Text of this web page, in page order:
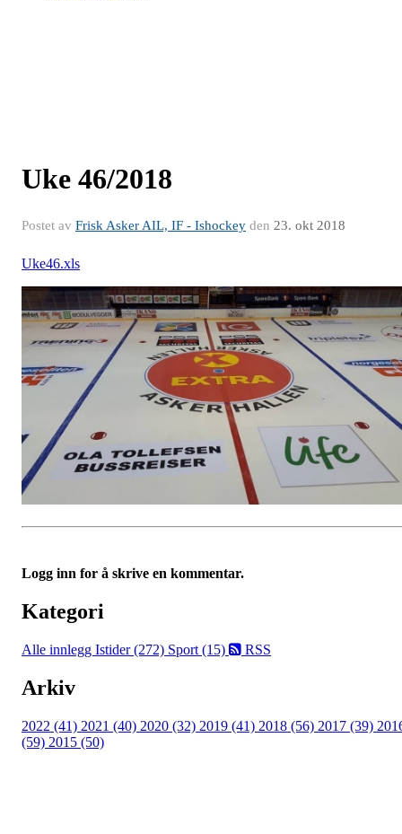
Uke 46/2018
Postet av Frisk Asker AIL, IF - Ishockey den 23. okt 2018
Uke46.xls
Logg inn for å skrive en kommentar.
Kategori
Alle innlegg Istider (272) Sport (15) RSS
Arkiv
2022 (41) 2021 (40) 2020 (32) 2019 (41) 2018 (56) 2017 (39)
(59) 2015 (50)